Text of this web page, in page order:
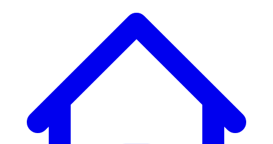
การรับประกันสินค้า
ข่าวสารและโปรโมชั่น
ติดต่อเรา
02 393 3356
ก. เจริญยางยนต์ (บริษัท มิ้งค์ แอนด์ ซีน จำกัด) 2275 ถ.สุขุมวิท
(ระหว่างซอยสุขุมวิท 89/1 - 91) แขวงบางจาก เขตพระโขนง
กรุงเทพมหานคร 10260
ก. เจริญค็อกพิท